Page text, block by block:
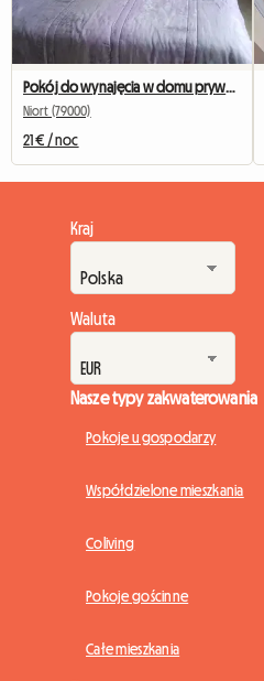
Niort (79000)
21 € / noc
Kraj
Waluta
Nasze typy zakwaterowania
Pokoje u gospodarzy
Współdzielone mieszkania
Coliving
Pokoje gościnne
Całe mieszkania